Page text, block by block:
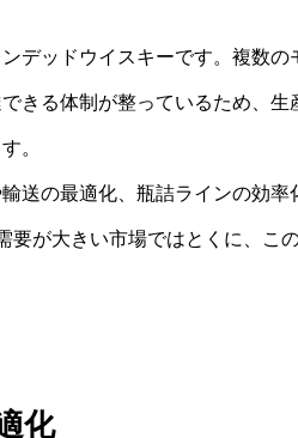
デッドウイスキーです。複数の
きる体制が整っているため、生
。
送の最適化、瓶詰ラインの効率
が大きい市場ではとくに、こ
化